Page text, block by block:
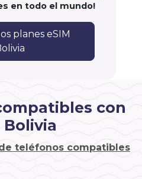
en todo el mundo!
planes eSIM
con
Bolivia
teléfonos compatibles